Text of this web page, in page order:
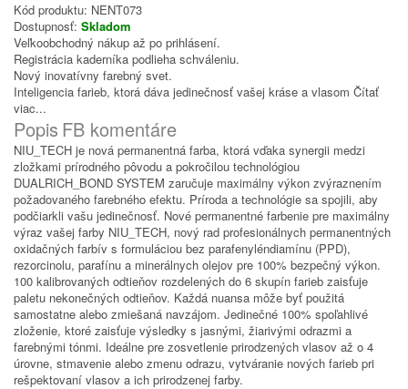
Kód produktu: NENT073
Dostupnosť: Skladom
Veľkoobchodný nákup až po prihlásení.
Registrácia kaderníka podlieha schváleniu.
Nový inovatívny farebný svet.
Inteligencia farieb, ktorá dáva jedinečnosť vašej kráse a vlasom Čítať
viac...
Popis FB komentáre
NIU_TECH je nová permanentná farba, ktorá vďaka synergii medzi
zložkami prírodného pôvodu a pokročilou technológiou
DUALRICH_BOND SYSTEM zaručuje maximálny výkon zvýraznením
požadovaného farebného efektu. Príroda a technológie sa spojili, aby
podčiarkli vašu jedinečnosť. Nové permanentné farbenie pre maximálny
výraz vašej farby NIU_TECH, nový rad profesionálnych permanentných
oxidačných farbív s formuláciou bez parafenyléndiamínu (PPD),
rezorcinolu, parafínu a minerálnych olejov pre 100% bezpečný výkon.
100 kalibrovaných odtieňov rozdelených do 6 skupín farieb zaisťuje
paletu nekonečných odtieňov. Každá nuansa môže byť použitá
samostatne alebo zmiešaná navzájom. Jedinečné 100% spoľahlivé
zloženie, ktoré zaisťuje výsledky s jasnými, žiarivými odrazmi a
farebnými tónmi. Ideálne pre zosvetlenie prirodzených vlasov až o 4
úrovne, stmavenie alebo zmenu odrazu, vytváranie nových farieb pri
rešpektovaní vlasov a ich prirodzenej farby.